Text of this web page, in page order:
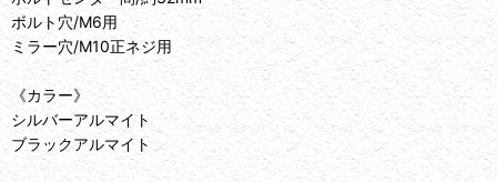
ボルト穴/M6用
ミラー穴/M10正ネジ用
《カラー》
シルバーアルマイト
ブラックアルマイト